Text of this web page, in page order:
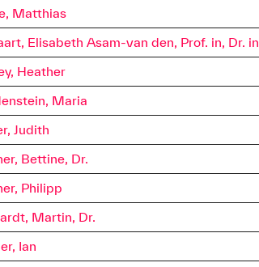
Matthias
Elisabeth Asam-van den, Prof. in, Dr. in
Heather
Maria
Judith
Bettine, Dr.
Philipp
Martin, Dr.
Ian